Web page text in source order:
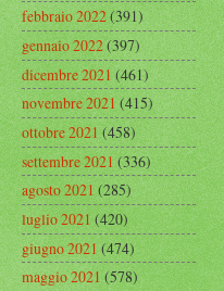
febbraio 2022(391)
gennaio 2022(397)
dicembre 2021(461)
novembre 2021(415)
ottobre 2021(458)
settembre 2021(336)
agosto 2021(285)
luglio 2021(420)
giugno 2021(474)
maggio 2021(578)